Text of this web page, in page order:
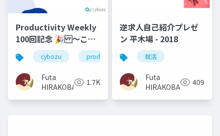
Productivity Weekly
100回記念 🎉 〜この2
年のふりかえりとか
色々〜
cybozu productivity
Futa
HIRAKOBA
1.7K
逆求人自己紹介プレゼ
ン 平木場 - 2018
就活
Futa
HIRAKOBA
409